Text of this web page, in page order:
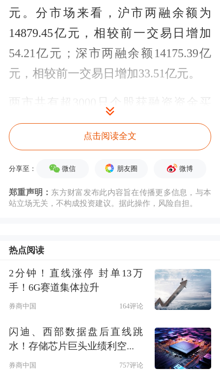
元。分市场来看，沪市两融余额为
14879.45亿元，相较前一交易日增加
54.21亿元；深市两融余额14175.39亿
元，相较前一交易日增加33.51亿元。
两市共有超3000只个股获融资资金买
入，其中中际旭创买入金额居首，买入
额超65亿元。
三、基金发行情况
昨日有33只新基金发行，分别为：万家
南方泓享稳健添利3个月持有期债券
A、银华华瑞多元配置三个月持有期混
家港股通科技智选混合发起式C、汇添
富资源精选混合C
鹏华瑞衡鑫诚债券
点击阅读全文
分享至： 微信 朋友圈 微博
郑重声明： 东方财富发布此内容旨在传播更多信息，与本
站立场无关，不构成投资建议。据此操作，风险自担。
热点阅读
2分钟！直线涨停 封单13万
手！6G赛道集体拉升
券商中国 164评论
闪迪、西部数据盘后直线跳
水！存储芯片巨头业绩利空...
券商中国 757评论